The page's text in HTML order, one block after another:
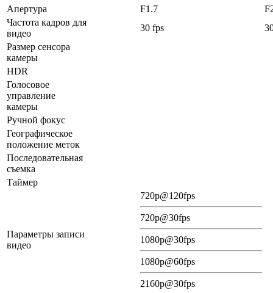
Апертура
F1.7
Частота кадров для
видео
30 fps
Размер сенсора
камеры
HDR
Голосовое
управление
камеры
Ручной фокус
Географическое
положение меток
Последовательная
съемка
Таймер
Параметры записи
видео
720p@120fps
720p@30fps
1080p@30fps
1080p@60fps
2160p@30fps